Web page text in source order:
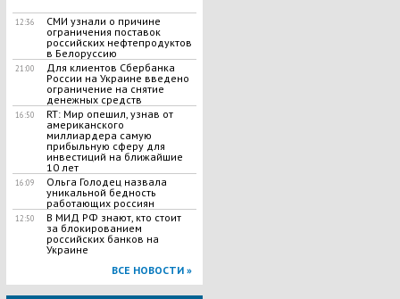
12:36
СМИ узнали о причине
ограничения поставок
российских нефтепродуктов
в Белоруссию
21:00
Для клиентов Сбербанка
России на Украине введено
ограничение на снятие
денежных средств
16:50
RT: Мир опешил, узнав от
американского
миллиардера самую
прибыльную сферу для
инвестиций на ближайшие
10 лет
16:09
Ольга Голодец назвала
уникальной бедность
работающих россиян
12:50
В МИД РФ знают, кто стоит
за блокированием
российских банков на
Украине
ВСЕ НОВОСТИ »